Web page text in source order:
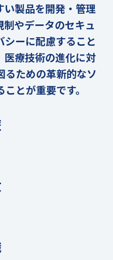
い製品を開発・管理
制やデータのセキュ
シーに配慮すること
医療技術の進化に対
るための革新的なソ
とが重要です。